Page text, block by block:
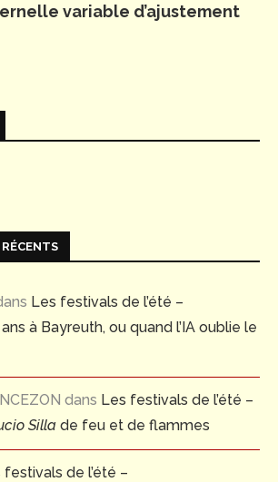
variable d’ajustement
Les festivals de l’été –
à Bayreuth, ou quand l’IA oublie le
dans Les festivals de l’été –
Silla de feu et de flammes
festivals de l’été –